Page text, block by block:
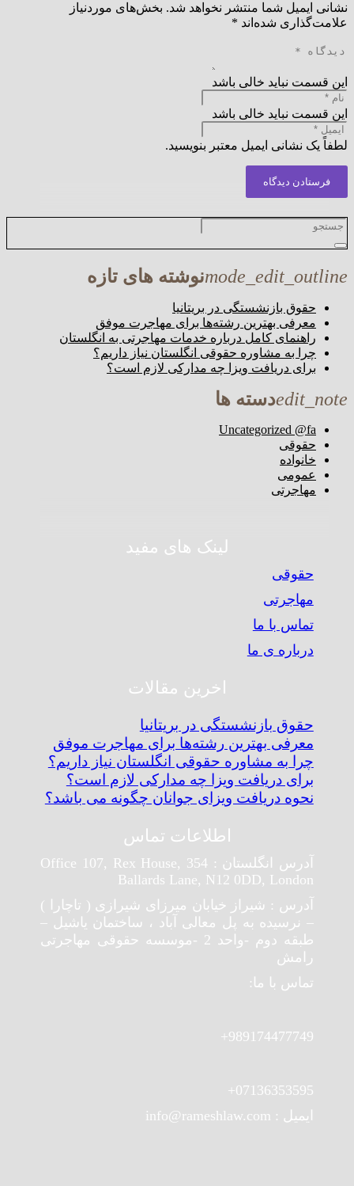
نشانی ایمیل شما منتشر نخواهد شد. بخش‌های موردنیاز
علامت‌گذاری شده‌اند *
این قسمت نباید خالی باشد
این قسمت نباید خالی باشد
لطفاً یک نشانی ایمیل معتبر بنویسید.
فرستادن دیدگاه
mode_edit_outlineنوشته های تازه
حقوق بازنشستگی در بریتانیا
معرفی بهترین رشته‌ها برای مهاجرت موفق
راهنمای کامل درباره خدمات مهاجرتی به انگلستان
چرا به مشاوره حقوقی انگلستان نیاز داریم؟
برای دریافت ویزا چه مدارکی لازم است؟
edit_noteدسته ها
Uncategorized @fa
حقوقی
خانواده
عمومی
مهاجرتی
لینک های مفید
حقوقی
مهاجرتی
تماس با ما
درباره ی ما
اخرین مقالات
حقوق بازنشستگی در بریتانیا
معرفی بهترین رشته‌ها برای مهاجرت موفق
چرا به مشاوره حقوقی انگلستان نیاز داریم؟
برای دریافت ویزا چه مدارکی لازم است؟
نحوه دریافت ویزای جوانان چگونه می باشد؟
اطلاعات تماس
آدرس انگلستان : Office 107, Rex House, 354
Ballards Lane, N12 0DD, London
آدرس : شیراز خیابان میرزای شیرازی ( تاچارا )
– نرسیده به پل معالی آباد ، ساختمان یاشیل –
طبقه دوم -واحد 2 -موسسه حقوقی مهاجرتی
رامش
تماس با ما:
989174477749+
07136353595+
ایمیل : info@rameshlaw.com